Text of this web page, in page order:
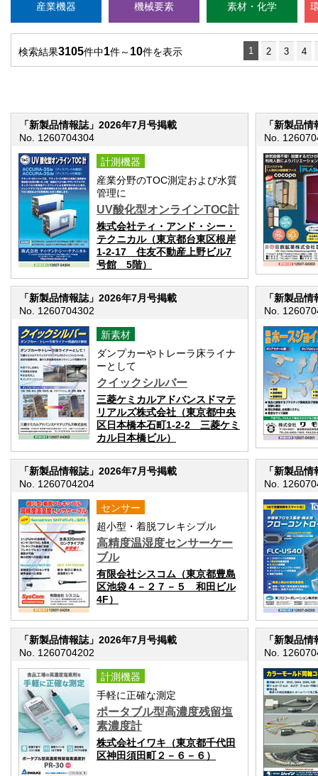
産業機器 機械要素 素材・化学
検索結果3105件中1件～ 10件を表示 1 2 3 4
「新製品情報誌」2026年7月号掲載
No. 1260704304
計測機器
産業分野のTOC測定および水質
管理に
UV酸化型オンラインTOC計
株式会社ティ・アンド・シー・
テクニカル（東京都台東区根岸
1-2-17 住友不動産上野ビル7
号館 5階）
「新製品
No.
「新製品情報誌」2026年7月号掲載
No. 1260704302
新素材
ダンプカーやトレーラ床ライナ
ーとして
クイックシルバー
三菱ケミカルアドバンスドマテ
リアルズ株式会社（東京都中央
区日本橋本石町1-2-2 三菱ケミ
カル日本橋ビル）
「新製品
No.
「新製品情報誌」2026年7月号掲載
No. 1260704204
センサー
超小型・着脱フレキシブル
高精度温湿度センサーケー
ブル
有限会社シスコム（東京都豊島
区池袋４－２７－５ 和田ビル
4F）
「新製品
No.
「新製品情報誌」2026年7月号掲載
No. 1260704202
計測機器
手軽に正確な測定
ポータブル型高濃度残留塩
素濃度計
株式会社イワキ（東京都千代田
区神田須田町２－６－６）
「新製品
No.